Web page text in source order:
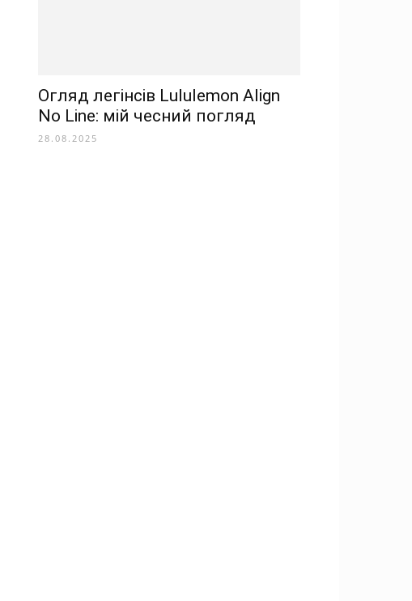
Огляд легінсів Lululemon Align
No Line: мій чесний погляд
28.08.2025